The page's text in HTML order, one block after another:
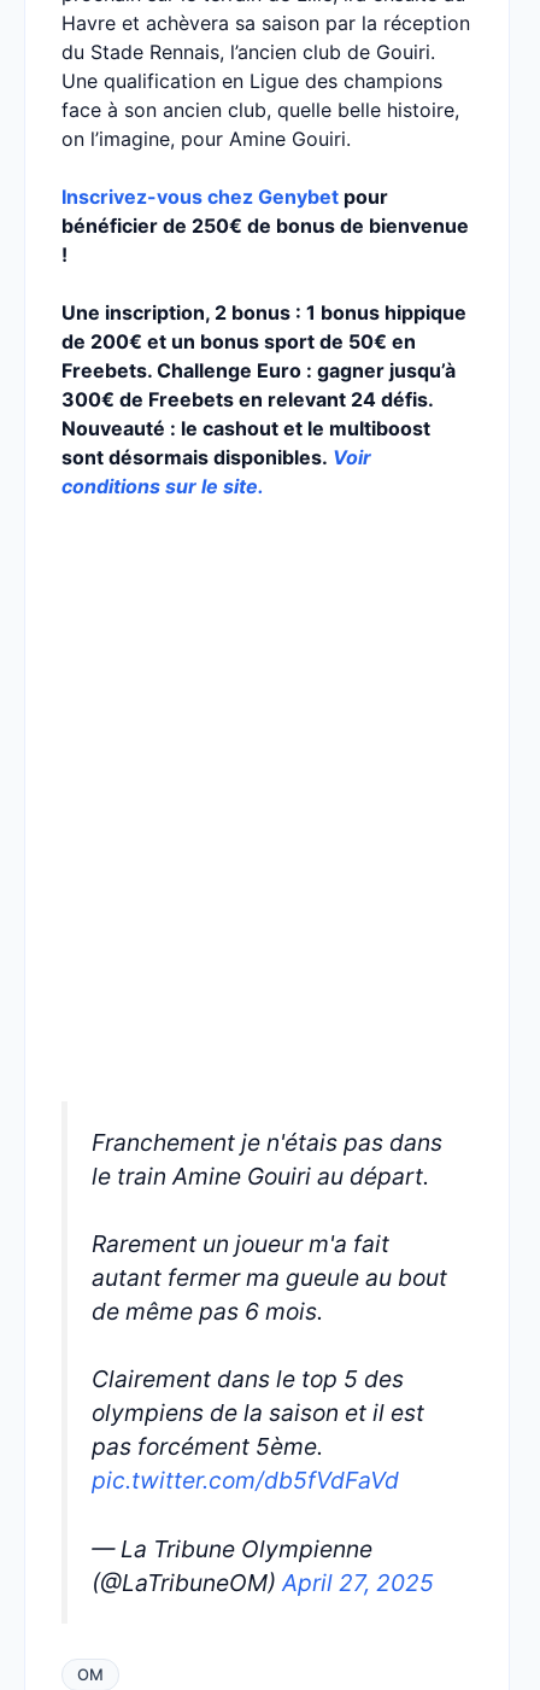
Havre et achèvera sa saison par la réception
du Stade Rennais, l’ancien club de Gouiri.
Une qualification en Ligue des champions
face à son ancien club, quelle belle histoire,
on l’imagine, pour Amine Gouiri.
Inscrivez-vous chez Genybet pour
bénéficier de 250€ de bonus de bienvenue
!
Une inscription, 2 bonus : 1 bonus hippique
de 200€ et un bonus sport de 50€ en
Freebets. Challenge Euro : gagner jusqu’à
300€ de Freebets en relevant 24 défis.
Nouveauté : le cashout et le multiboost
sont désormais disponibles. Voir
conditions sur le site.
Franchement je n'étais pas dans
le train Amine Gouiri au départ.
Rarement un joueur m'a fait
autant fermer ma gueule au bout
de même pas 6 mois.
Clairement dans le top 5 des
olympiens de la saison et il est
pas forcément 5ème.
pic.twitter.com/db5fVdFaVd
— La Tribune Olympienne
(@LaTribuneOM) April 27, 2025
OM